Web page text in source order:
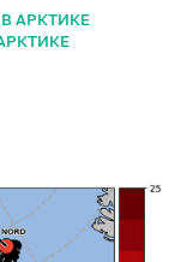
АРКТИКЕ